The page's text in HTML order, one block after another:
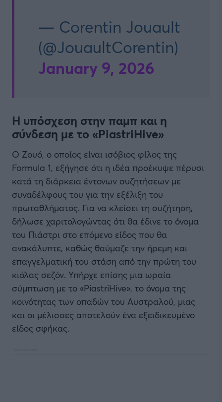
— Corentin Jouault
(@JouaultCorentin)
January 9, 2026
Η υπόσχεση στην παμπ και η
σύνδεση με το «PiastriHive»
Ο Ζουό, ο οποίος είναι ισόβιος φίλος της
Formula 1, εξήγησε ότι η ιδέα προέκυψε πέρυσι
κατά τη διάρκεια έντονων συζητήσεων με
συναδέλφους του για την εξέλιξη του
πρωταθλήματος. Για να κλείσει τη συζήτηση,
δήλωσε χαριτολογώντας ότι θα έδινε το όνομα
του Πιάστρι στο επόμενο είδος που θα
ανακάλυπτε, καθώς θαύμαζε την ήρεμη και
επαγγελματική του στάση από την πρώτη του
κιόλας σεζόν. Υπήρχε επίσης μια ωραία
σύμπτωση με το «PiastriHive», το όνομα της
κοινότητας των οπαδών του Αυστραλού, μιας
και οι μέλισσες αποτελούν ένα εξειδικευμένο
είδος σφήκας.